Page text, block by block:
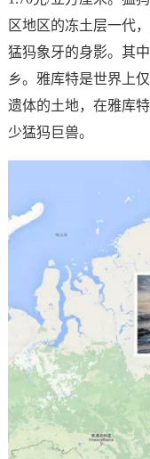
区地区的冻土层一代
猛犸象牙的身影。其
乡。雅库特是世界上
遗体的土地，在雅库
少猛犸巨兽。